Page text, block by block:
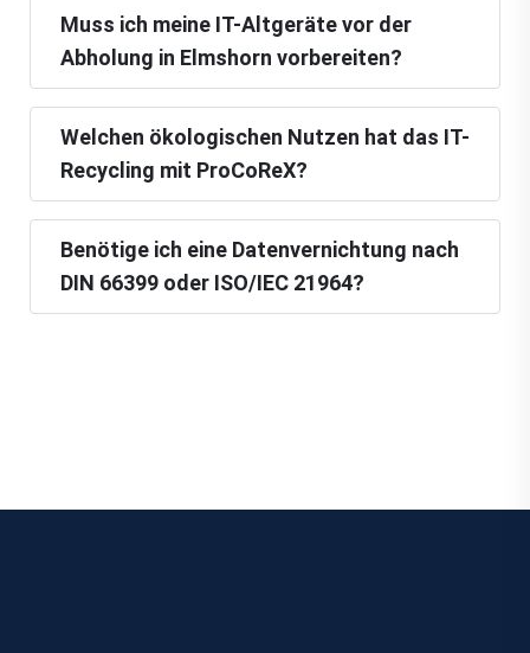
Muss ich meine IT-Altgeräte vor der
Abholung in Elmshorn vorbereiten?
Welchen ökologischen Nutzen hat das IT-
Recycling mit ProCoReX?
Benötige ich eine Datenvernichtung nach
DIN 66399 oder ISO/IEC 21964?